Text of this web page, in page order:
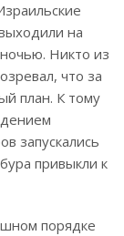
на
Никто из
что за
план. К тому
запускались
привыкли к
порядке